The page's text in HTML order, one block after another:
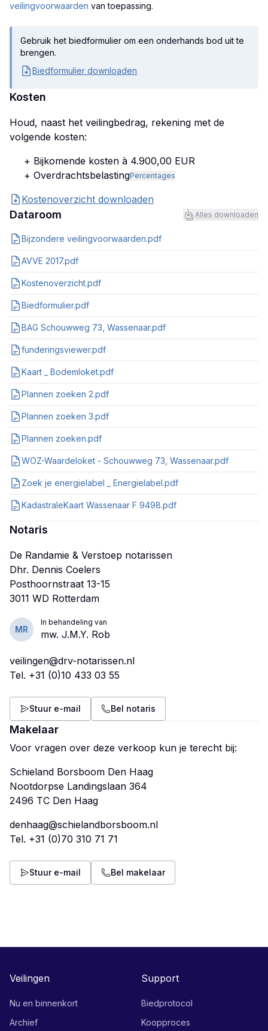
veilingvoorwaarden van toepassing.
Gebruik het biedformulier om een onderhands bod uit te
brengen.
Biedformulier downloaden
Kosten
Houd, naast het veilingbedrag, rekening met de
volgende kosten:
+ Bijkomende kosten à 4.900,00 EUR
+ OverdrachtsbelastingPercentages
Kostenoverzicht downloaden
Dataroom Alles downloaden
Bijzondere veilingvoorwaarden.pdf
AVVE 2017.pdf
Kostenoverzicht.pdf
Biedformulier.pdf
BAG Schouwweg 73, Wassenaar.pdf
funderingsviewer.pdf
Kaart _ Bodemloket.pdf
Plannen zoeken 2.pdf
Plannen zoeken 3.pdf
Plannen zoeken.pdf
WOZ-Waardeloket - Schouwweg 73, Wassenaar.pdf
Zoek je energielabel _ Energielabel.pdf
KadastraleKaart Wassenaar F 9498.pdf
Notaris
De Randamie & Verstoep notarissen
Dhr. Dennis Coelers
Posthoornstraat 13-15
MR
In behandeling van
mw. J.M.Y. Rob
veilingen@drv-notarissen.nl
Tel. +31 (0)10 433 03 55
Stuur e-mail Bel notaris
Makelaar
Voor vragen over deze verkoop kun je terecht bij:
Schieland Borsboom Den Haag
Nootdorpse Landingslaan 364
denhaag@schielandborsboom.nl
Tel. +31 (0)70 310 71 71
Stuur e-mail Bel makelaar
Veilingen
Nu en binnenkort
Archief
Support
Biedprotocol
Koopproces